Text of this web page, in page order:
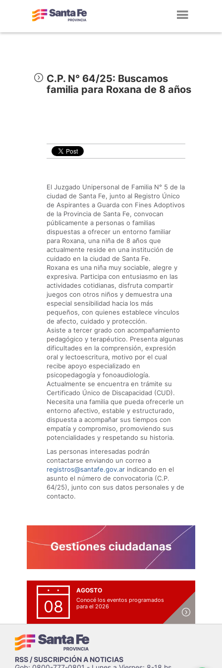
C.P. N° 64/25: Buscamos
familia para Roxana de 8 años
El Juzgado Unipersonal de Familia N° 5 de la
ciudad de Santa Fe, junto al Registro Único
de Aspirantes a Guarda con Fines Adoptivos
de la Provincia de Santa Fe, convocan
públicamente a personas o familias
dispuestas a ofrecer un entorno familiar
para Roxana, una niña de 8 años que
actualmente reside en una institución de
cuidado en la ciudad de Santa Fe.
Roxana es una niña muy sociable, alegre y
expresiva. Participa con entusiasmo en las
actividades cotidianas, disfruta compartir
juegos con otros niños y demuestra una
especial sensibilidad hacia los más
pequeños, con quienes establece vínculos
de afecto, cuidado y protección.
Asiste a tercer grado con acompañamiento
pedagógico y terapéutico. Presenta algunas
dificultades en la comprensión, expresión
oral y lectoescritura, motivo por el cual
recibe apoyo especializado en
psicopedagogía y fonoaudiología.
Actualmente se encuentra en trámite su
Certificado Único de Discapacidad (CUD).
Necesita una familia que pueda ofrecerle un
entorno afectivo, estable y estructurado,
dispuesta a acompañar sus tiempos con
empatía y compromiso, promoviendo sus
potencialidades y respetando su historia.
Las personas interesadas podrán
contactarse enviando un correo a
registros@santafe.gov.ar indicando en el
asunto el número de convocatoria (C.P.
64/25), junto con sus datos personales y de
contacto.
08
AGOSTO
Conocé los eventos programados
para el 2026
RSS / SUSCRIPCIÓN A NOTICIAS